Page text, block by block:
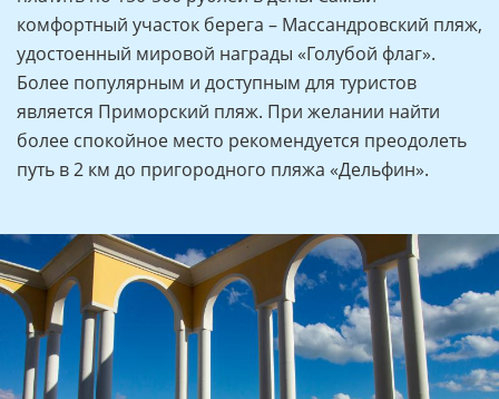
комфортный участок берега – Массандровский пляж,
удостоенный мировой награды «Голубой флаг».
Более популярным и доступным для туристов
является Приморский пляж. При желании найти
более спокойное место рекомендуется преодолеть
путь в 2 км до пригородного пляжа «Дельфин».